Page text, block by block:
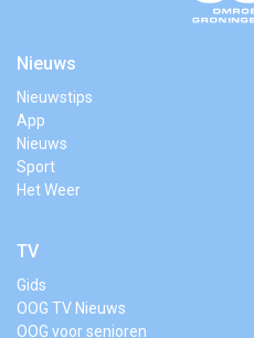
Nieuws
Nieuwstips
App
Nieuws
Sport
Het Weer
TV
Gids
OOG TV Nieuws
OOG voor senioren